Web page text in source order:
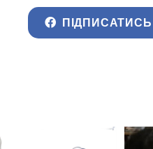
ПІДПИСАТИСЬ